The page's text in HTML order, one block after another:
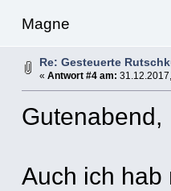
Magne
Re: Gesteuerte
« Antwort #4 am:
Gutenabend,
Auch ich hab